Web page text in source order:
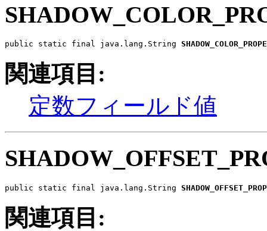
public static final java.lang.String
関連項目:
定数フィールド値
public static final java.lang.String
関連項目: